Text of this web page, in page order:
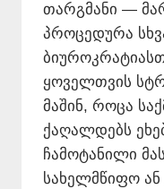
თარგმანი —
პროცედურა
ყოველთვის
მაშინ, როცა
ქაღალდებს
ჩამოტანილი
სახელმწიფო